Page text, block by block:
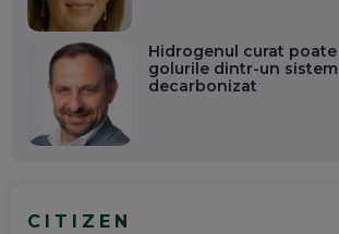
Hidrogenul curat
golurile dintr-un
decarbonizat
CITIZEN